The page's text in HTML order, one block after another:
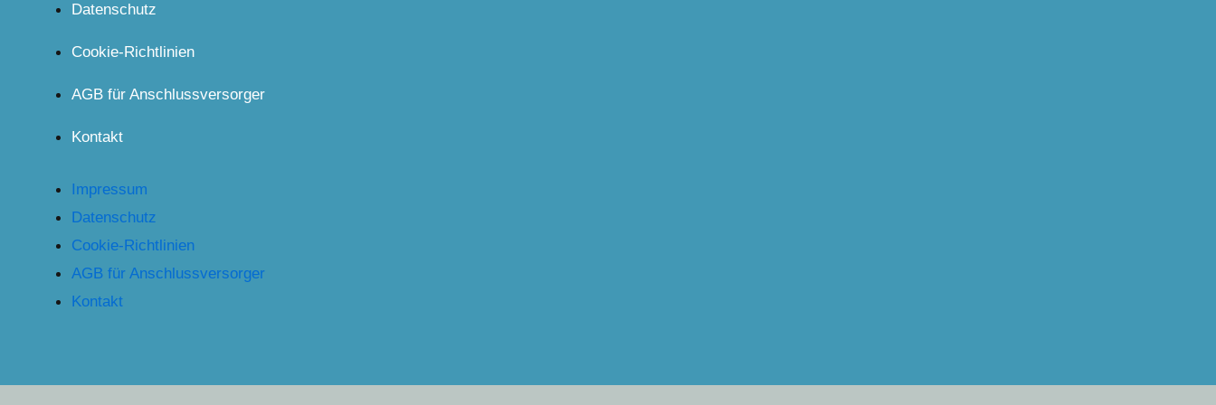
Datenschutz
Cookie-Richtlinien
AGB für Anschlussversorger
Kontakt
Impressum
Datenschutz
Cookie-Richtlinien
AGB für Anschlussversorger
Kontakt